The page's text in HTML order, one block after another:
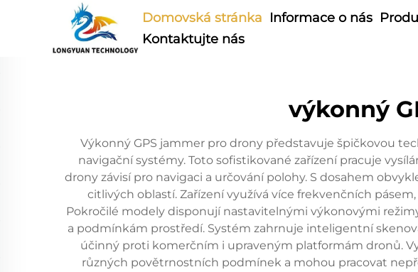
Domovská stránka Informace o nás
Kontaktujte nás
výkonný
Výkonný GPS jammer pro drony představuje špičkovou
navigační systémy. Toto sofistikované zařízení pracuje
drony závisí pro navigaci a určování polohy. S dosahem
citlivých oblastí. Zařízení využívá více frekvenčních
Pokročilé modely disponují nastavitelnými výkonovými
a podmínkám prostředí. Systém zahrnuje inteligentní
účinný proti komerčním i upraveným platformám dronů.
různých povětrnostních podmínek a mohou pracovat